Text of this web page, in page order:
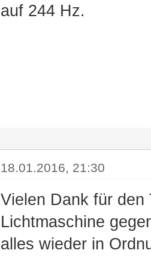
auf 244 Hz.
18.01.2016, 21:30
Vielen Dank für
Lichtmaschine
alles wieder in